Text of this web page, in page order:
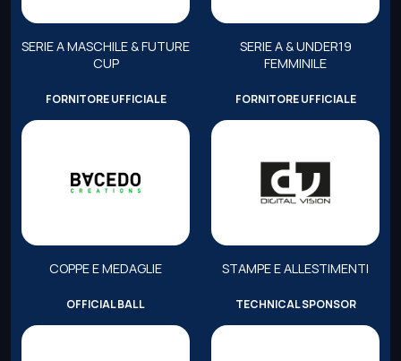
SERIE A MASCHILE & FUTURE
CUP
SERIE A & UNDER19
FEMMINILE
FORNITORE UFFICIALE
COPPE E MEDAGLIE
FORNITORE UFFICIALE
STAMPE E ALLESTIMENTI
OFFICIAL BALL TECHNICAL SPONSOR